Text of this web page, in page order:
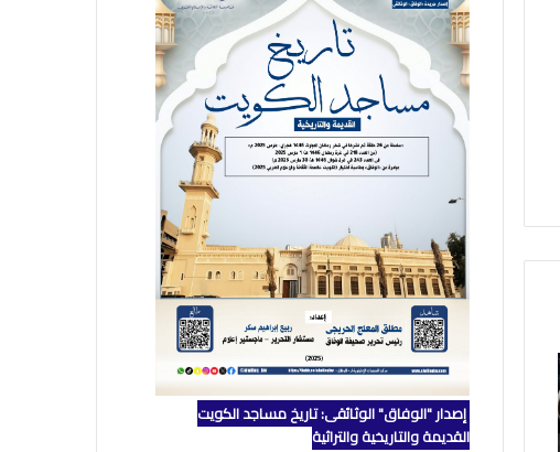
إصدار "الوفاق" الوثائقي: تاريخ مساجد الكويت
القديمة والتاريخية والتراثية